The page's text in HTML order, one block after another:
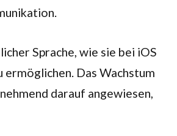
Sprache, wie sie bei iOS
ermöglichen. Das Wachstum
darauf angewiesen,